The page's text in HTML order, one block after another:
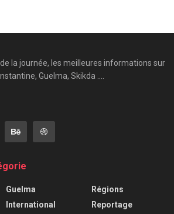
la journée, les meilleures informations sur
Guelma, Skikda ....
Guelma
International
Régions
Reportage